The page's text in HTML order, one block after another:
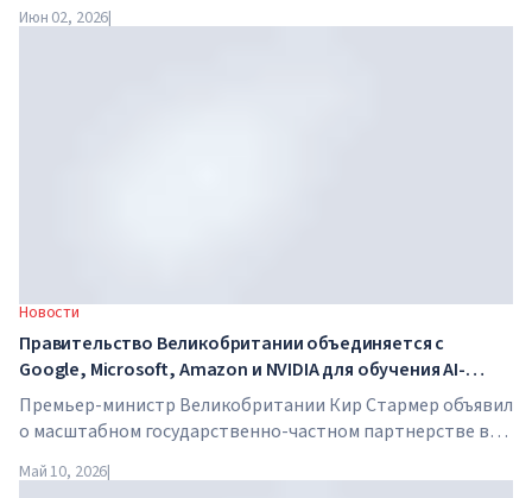
в день. В школе нет традиционных учителей, домашних
Июн 02, 2026|
Новости
Правительство Великобритании объединяется с
Google, Microsoft, Amazon и NVIDIA для обучения AI-
навыкам миллионов работников
Премьер-министр Великобритании Кир Стармер объявил
о масштабном государственно-частном партнерстве в
Amazon и NVIDIA совместно с правительством запускают
Май 10, 2026|